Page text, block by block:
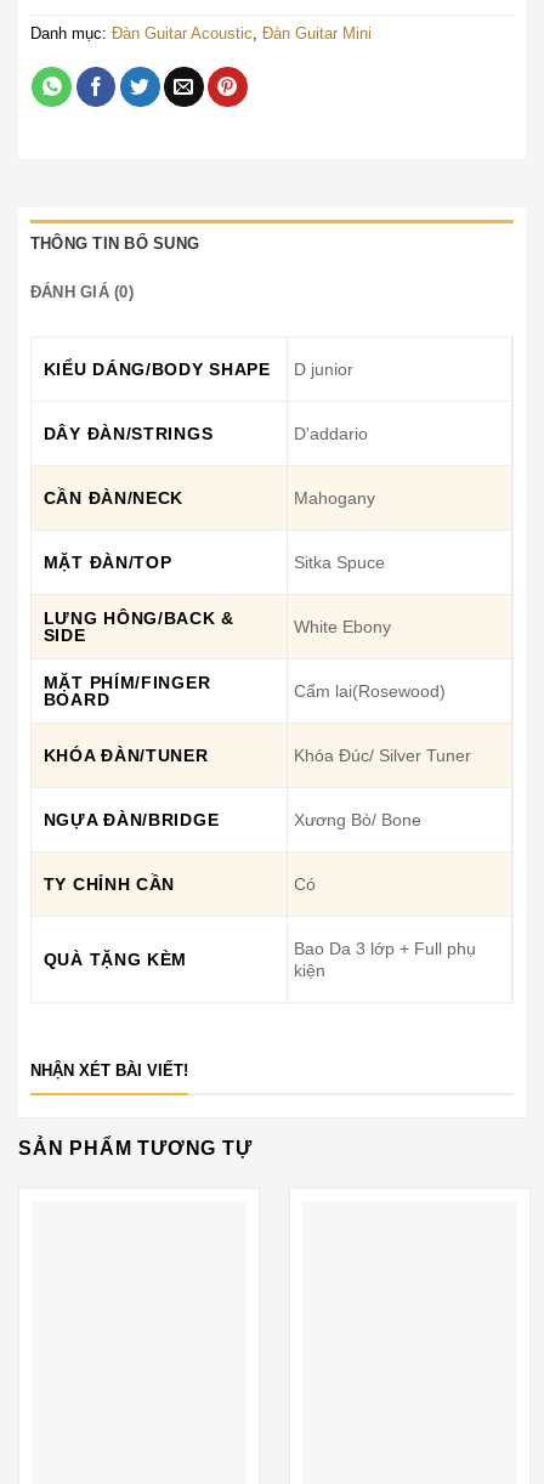
Danh mục: Đàn Guitar Acoustic Đàn Guitar Mini
THÔNG TIN BỔ SUNG
ĐÁNH GIÁ (0)
KIỂU DÁNG/BODY SHAPE D junior
DÂY ĐÀN/STRINGS D'addario
CẦN ĐÀN/NECK Mahogany
MẶT ĐÀN/TOP Sitka Spuce
LƯNG HÔNG/BACK &
SIDE
White Ebony
MẶT PHÍM/FINGER
BOARD
Cẩm lai(Rosewood)
KHÓA ĐÀN/TUNER Khóa Đúc/ Silver Tuner
NGỰA ĐÀN/BRIDGE Xương Bò/ Bone
TY CHỈNH CẦN Có
QUÀ TẶNG KÈM
Bao Da 3 lớp + Full phụ
kiện
NHẬN XÉT BÀI VIẾT!
SẢN PHẨM TƯƠNG TỰ